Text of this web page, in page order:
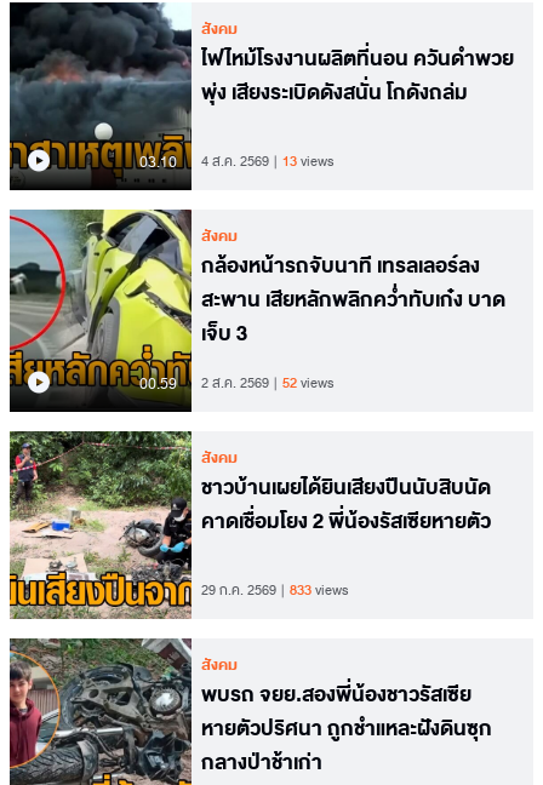
03.10
สังคม
ไฟไหม้โรงงานผลิตที่นอน ควันดำพวย
พุ่ง เสียงระเบิดดังสนั่น โกดังถล่ม
4 ส.ค. 2569 13views
00.59
สังคม
กล้องหน้ารถจับนาที เทรลเลอร์ลง
สะพาน เสียหลักพลิกคว่ำทับเก๋ง บาด
เจ็บ 3
2 ส.ค. 2569 52views
สังคม
ชาวบ้านเผยได้ยินเสียงปืนนับสิบนัด
คาดเชื่อมโยง 2 พี่น้องรัสเซียหายตัว
29 ก.ค. 2569 833views
สังคม
พบรถ จยย.สองพี่น้องชาวรัสเซีย
หายตัวปริศนา ถูกชำแหละฝังดินซุก
กลางป่าช้าเก่า